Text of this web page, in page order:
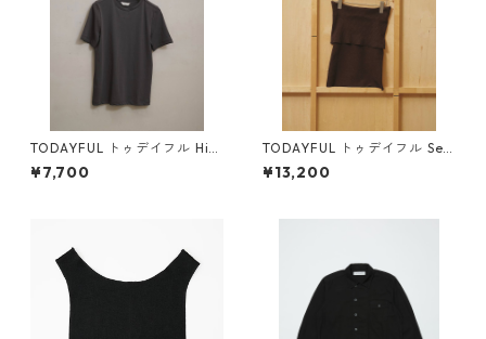
TODAYFUL トゥデイフル Hig
hgauge Compact T-shirts
(C/GRY) 12610604
¥7,700
TODAYFUL トゥデイフル Sea
mless Offshoulder Knit (BR
N) 12610531
¥13,200